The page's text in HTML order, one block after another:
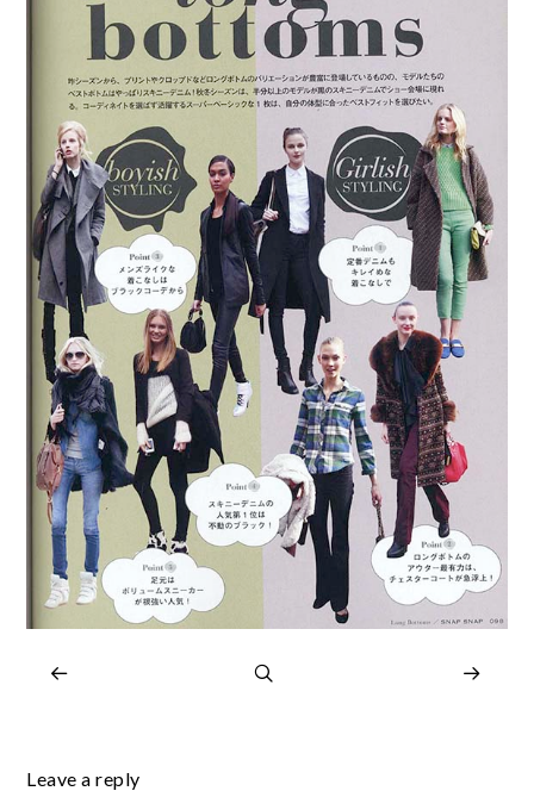
Leave a reply